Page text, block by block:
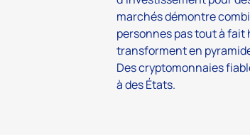
marchés démontre
personnes pas tout à
transforment en
Des cryptomonnaies
à des États.